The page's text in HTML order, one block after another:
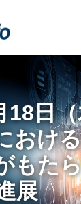
日（
おけ
もた
展